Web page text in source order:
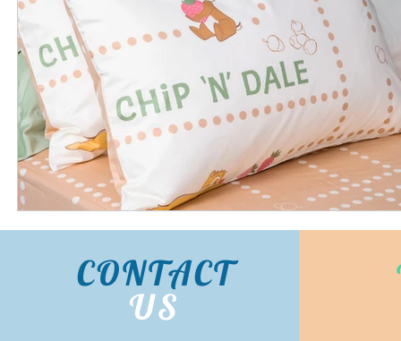
CONTACT
US